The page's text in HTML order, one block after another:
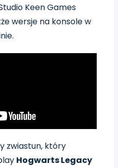
Keen Games
wersje na konsole w
zwiastun, który
Hogwarts Legacy